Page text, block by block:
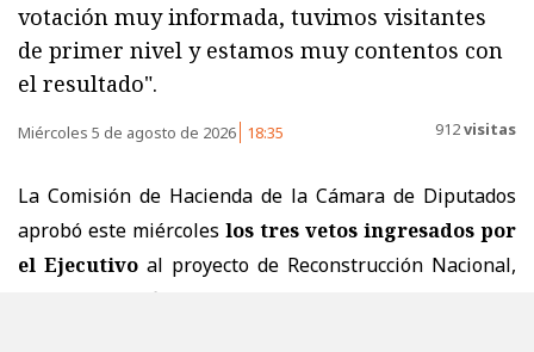
votación muy informada, tuvimos visitantes
de primer nivel y estamos muy contentos con
el resultado".
Miércoles 5 de agosto de 2026 18:35 912visitas
La Comisión de Hacienda de la Cámara de Diputados
aprobó este miércoles los tres vetos ingresados por
el Ejecutivo al proyecto de Reconstrucción Nacional,
el fin del anatocismo, la eliminación del